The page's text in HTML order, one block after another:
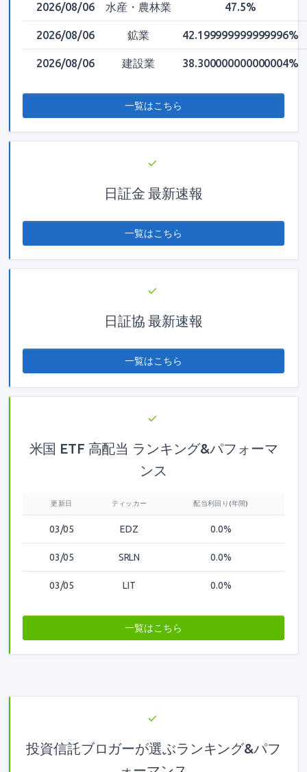
2026/08/06 水産・農林業 47.5%
2026/08/06 鉱業 42.199999999999996%
2026/08/06 建設業 38.300000000000004%
一覧はこちら
日証金 最新速報
一覧はこちら
日証協 最新速報
一覧はこちら
米国 ETF 高配当 ランキング&パフォーマ
ンス
更新日 ティッカー 配当利回り(年間)
03/05 EDZ 0.0%
03/05 SRLN 0.0%
03/05 LIT 0.0%
一覧はこちら
投資信託ブロガーが選ぶランキング&パフ